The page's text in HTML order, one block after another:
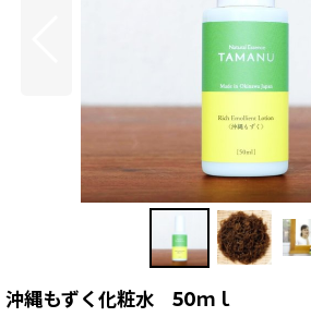
沖縄もずく化粧水 50ｍｌ